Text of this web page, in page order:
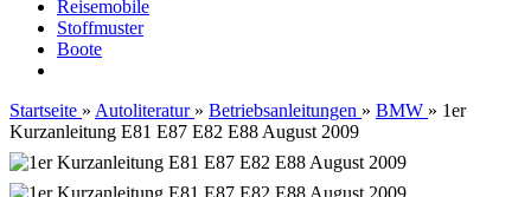
Reisemobile
Stoffmuster
Boote
Startseite » Autoliteratur » Betriebsanleitungen » BMW » 1er
Kurzanleitung E81 E87 E82 E88 August 2009